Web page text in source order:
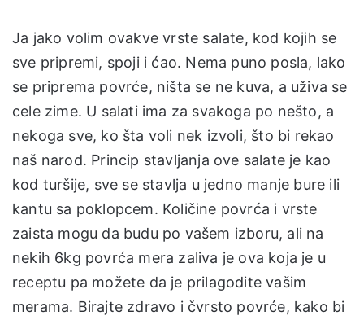
Ja jako volim ovakve vrste salate, kod kojih se
sve pripremi, spoji i ćao. Nema puno posla, lako
se priprema povrće, ništa se ne kuva, a uživa se
cele zime. U salati ima za svakoga po nešto, a
nekoga sve, ko šta voli nek izvoli, što bi rekao
naš narod. Princip stavljanja ove salate je kao
kod turšije, sve se stavlja u jedno manje bure ili
kantu sa poklopcem. Količine povrća i vrste
zaista mogu da budu po vašem izboru, ali na
nekih 6kg povrća mera zaliva je ova koja je u
receptu pa možete da je prilagodite vašim
merama. Birajte zdravo i čvrsto povrće, kako bi